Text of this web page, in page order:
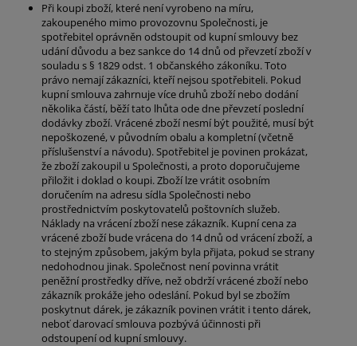
Při koupi zboží, které není vyrobeno na míru,
zakoupeného mimo provozovnu Společnosti, je
spotřebitel oprávněn odstoupit od kupní smlouvy bez
udání důvodu a bez sankce do 14 dnů od převzetí zboží v
souladu s § 1829 odst. 1 občanského zákoníku. Toto
právo nemají zákazníci, kteří nejsou spotřebiteli. Pokud
kupní smlouva zahrnuje více druhů zboží nebo dodání
několika částí, běží tato lhůta ode dne převzetí poslední
dodávky zboží. Vrácené zboží nesmí být použité, musí být
nepoškozené, v původním obalu a kompletní (včetně
příslušenství a návodu). Spotřebitel je povinen prokázat,
že zboží zakoupil u Společnosti, a proto doporučujeme
přiložit i doklad o koupi. Zboží lze vrátit osobním
doručením na adresu sídla Společnosti nebo
prostřednictvím poskytovatelů poštovních služeb.
Náklady na vrácení zboží nese zákazník. Kupní cena za
vrácené zboží bude vrácena do 14 dnů od vrácení zboží, a
to stejným způsobem, jakým byla přijata, pokud se strany
nedohodnou jinak. Společnost není povinna vrátit
peněžní prostředky dříve, než obdrží vrácené zboží nebo
zákazník prokáže jeho odeslání. Pokud byl se zbožím
poskytnut dárek, je zákazník povinen vrátit i tento dárek,
neboť darovací smlouva pozbývá účinnosti při
odstoupení od kupní smlouvy.